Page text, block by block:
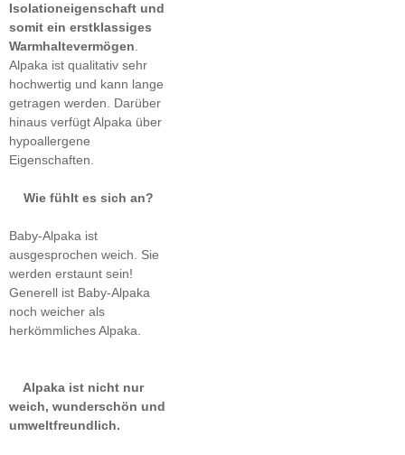
Isolationeigenschaft und
somit ein erstklassiges
Warmhaltevermögen.
Alpaka ist qualitativ sehr
hochwertig und kann lange
getragen werden. Darüber
hinaus verfügt Alpaka über
hypoallergene
Eigenschaften.
Wie fühlt es sich an?
Baby-Alpaka ist
ausgesprochen weich. Sie
werden erstaunt sein!
Generell ist Baby-Alpaka
noch weicher als
herkömmliches Alpaka.
Alpaka ist nicht nur
weich, wunderschön und
umweltfreundlich.